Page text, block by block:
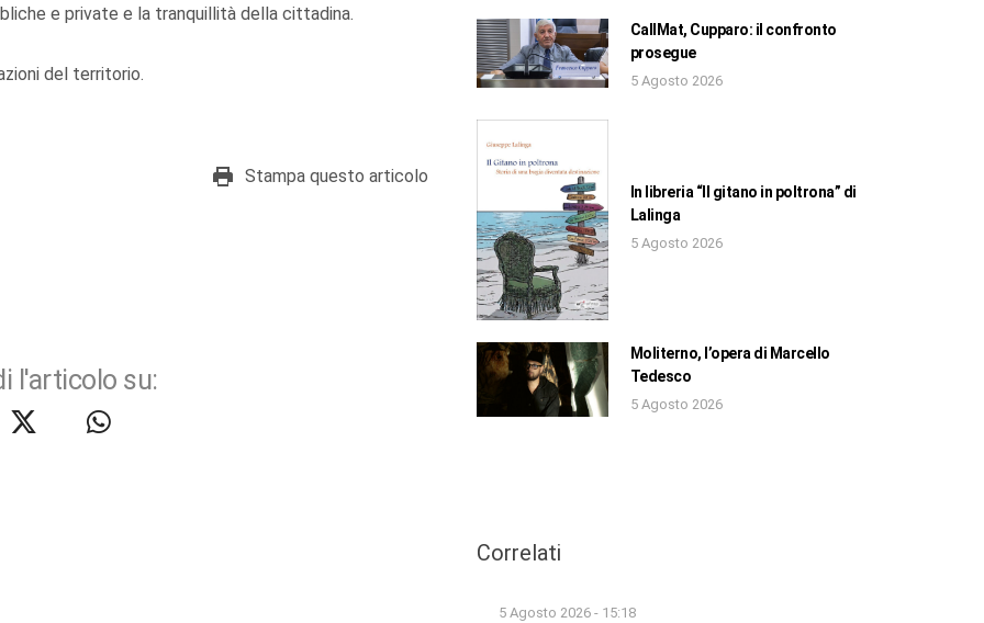
e private e la tranquillità della cittadina.
del territorio.
Stampa questo articolo
l'articolo su:
CallMat, Cupparo: il confronto
prosegue
5 Agosto 2026
In libreria “Il gitano in poltrona” di
Lalinga
5 Agosto 2026
Moliterno, l’opera di Marcello
Tedesco
5 Agosto 2026
Correlati
5 Agosto 2026 - 15:18